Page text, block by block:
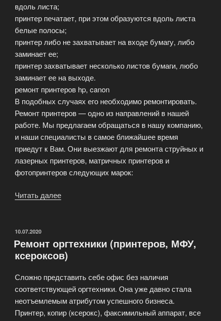
вдоль листа;
принтер печатает, при этом образуются вдоль листа
белые полосы;
принтер либо не захватывает на входе бумагу, либо
заминает ее;
принтер захватывает несколько листов бумаги, любо
заминает ее на выходе.
ремонт принтеров hp, canon
В подобных случаях его необходимо ремонтировать.
Ремонт принтеров — одно из направлений в нашей
работе. Мы предлагаем обращаться в нашу компанию,
и наши специалисты в самое ближайшее время
приедут к Вам. Они выезжают для ремонта струйных и
лазерных принтеров, матричных принтеров и
фотопринтеров следующих марок:
Читать далее
HP,
Canon,
Samsung»
ОПУБЛИКОВАНО
10.07.2020
Ремонт оргтехники (принтеров, МФУ,
ксероксов)
Сложно представить себе офис без наличия
соответствующей оргтехники. Она уже давно стала
неотъемлемым атрибутом успешного бизнеса.
Принтер, копир (ксерокс), факсимильный аппарат, все